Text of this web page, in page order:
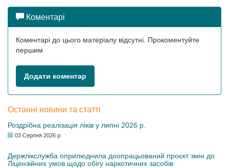
Коментарі
Коментарі до цього матеріалу відсутні. Прокоментуйте
першим
Додати коментар
Останні новини та статті
Роздрібна реалізація ліків у липні 2026 р.
03 Серпня 2026 р.
Держлікслужба оприлюднила доопрацьований проєкт змін до
Ліцензійних умов щодо обігу наркотичних засобів